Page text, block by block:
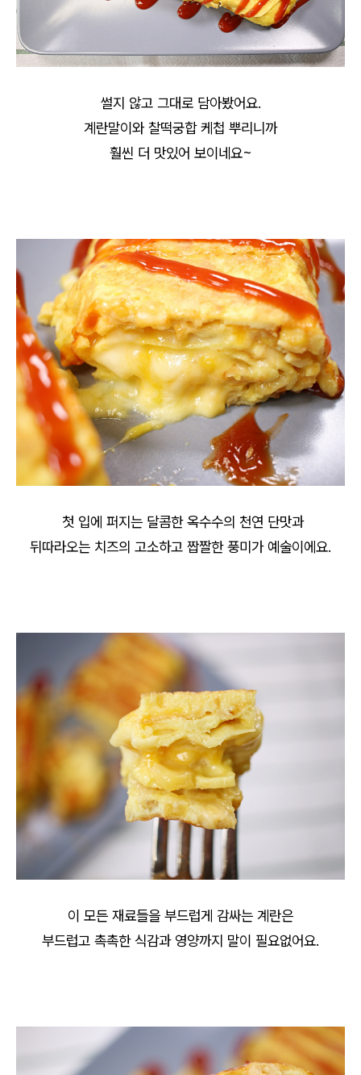
썰지 않고 그대로 담아봤어요.
계란말이와 찰떡궁합 케첩 뿌리니까
훨씬 더 맛있어 보이네요~
첫 입에 퍼지는 달콤한 옥수수의 천연 단맛과
뒤따라오는 치즈의 고소하고 짭짤한 풍미가 예술이에요.
이 모든 재료들을 부드럽게 감싸는 계란은
부드럽고 촉촉한 식감과 영양까지 말이 필요없어요.